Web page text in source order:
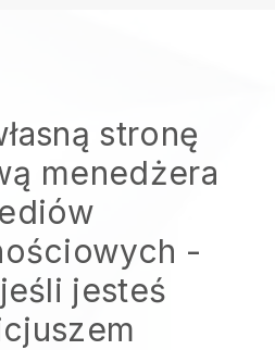
stronę
menedżera
-
jesteś